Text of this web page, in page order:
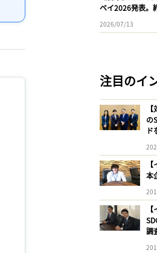
ベイ2026発表。
2026/07/13
注目のイ
の
ド
本
調